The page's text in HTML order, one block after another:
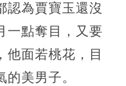
認為賈寶玉還沒
一點奪目，又要
他面若桃花，目
美男子。